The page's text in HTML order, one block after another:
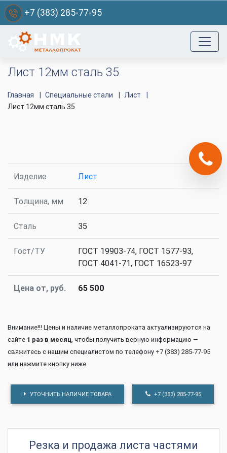
+7 (383) 285-77-95
Лист 12мм сталь 35
Главная Специальные стали
Лист
Лист 12мм сталь 35
Изделие Лист
Толщина, мм 12
Сталь 35
Гост/ТУ
ГОСТ 19903-74, ГОСТ 1577-93,
ГОСТ 4041-71, ГОСТ 16523-97
Цена от, руб. 65 500
Внимание!!! Цены и наличие металлопроката актуализируются на
сайте 1 раз в месяц, чтобы получить верную информацию —
свяжитесь с нашим специалистом по телефону +7 (383) 285-77-95
или нажмите кнопку ниже
УТОЧНИТЬ НАЛИЧИЕ ТОВАРА +7 (383) 285-77-95
Резка и продажа листа частями